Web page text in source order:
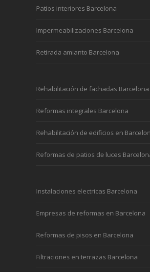
Patios interiores Barcelona
Impermeabilizaciones Barcelona
Retirada amianto Barcelona
Rehabilitación de fachadas Barcelona
Reformas integrales Barcelona
Rehabilitación de edificios en
Reformas de patios de luces
Instalaciones electricas Barcelona
Empresas de reformas en Barcelona
Reformas de pisos en Barcelona
Filtraciones en terrazas Barcelona